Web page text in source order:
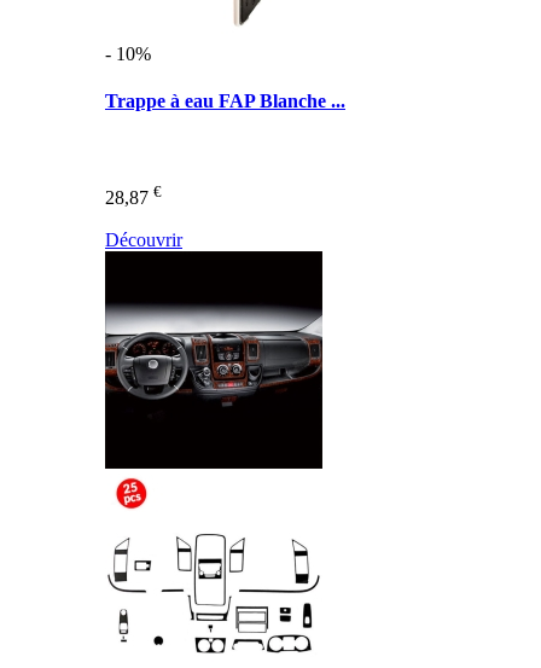
- 10%
Trappe à eau FAP Blanche ...
28,87 €
Découvrir